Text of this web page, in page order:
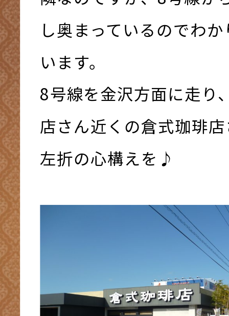
し奥まっているのでわ
います。
8号線を金沢方面に走り
店さん近くの倉式珈琲
左折の心構えを♪